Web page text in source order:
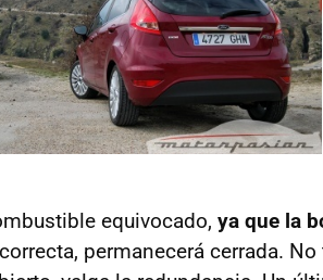
equivocado, ya que la
permanecerá cerrada.